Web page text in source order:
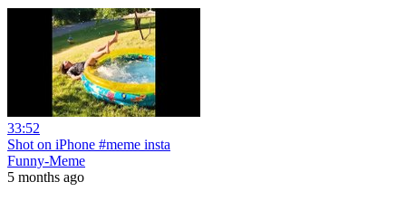
33:52
Shot on iPhone #meme insta
Funny-Meme
5 months ago